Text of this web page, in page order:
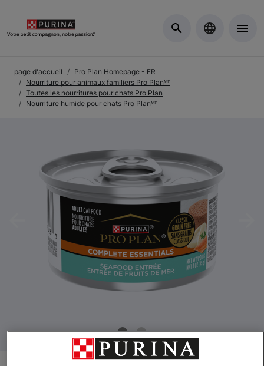
page d'accueil
Pro Plan Homepage - FR
Nourriture pour animaux familiers Pro Planᴹᴰ
Toutes les nourritures pour chats Pro Plan
Nourriture humide pour chats Pro Planᴹᴰ
Previous